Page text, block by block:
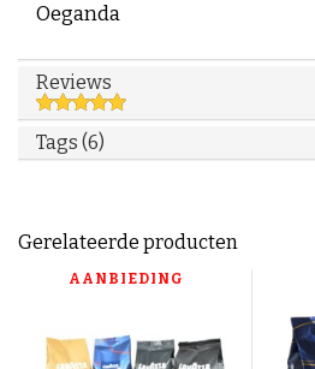
Oeganda
Reviews
Tags (6)
Gerelateerde producten
AANBIEDING